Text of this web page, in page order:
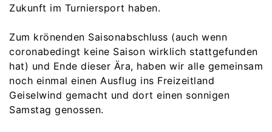
Zukunft im Turniersport haben.
Zum krönenden Saisonabschluss (auch wenn
coronabedingt keine Saison wirklich stattgefunden
hat) und Ende dieser Ära, haben wir alle gemeinsam
noch einmal einen Ausflug ins Freizeitland
Geiselwind gemacht und dort einen sonnigen
Samstag genossen.